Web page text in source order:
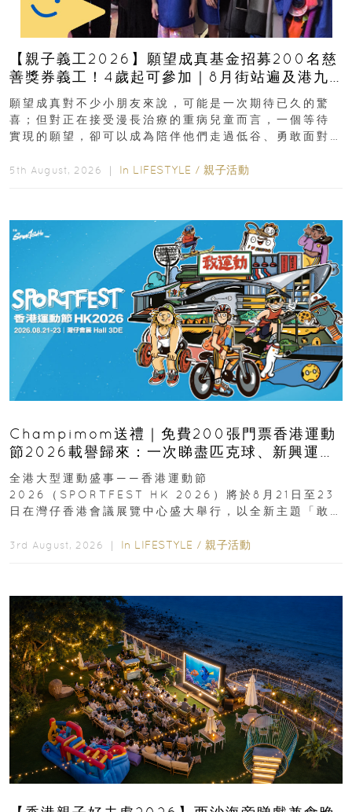
【親子義工2026】願望成真基金招募200名慈
善獎券義工！4歲起可參加｜8月街站遍及港九
新界
願望成真對不少小朋友來說，可能是一次期待已久的驚
喜；但對正在接受漫長治療的重病兒童而言，一個等待
實現的願望，卻可以成為陪伴他們走過低谷、勇敢面對
5th August, 2026 ｜ In LIFESTYLE / 親子活動
Champimom送禮｜免費200張門票香港運動
節2026載譽歸來：一次睇盡匹克球、新興運
動、街舞比賽＋逾百運動品牌展覽
全港大型運動盛事——香港運動節
2026（SPORTFEST HK 2026）將於8月21日至23
日在灣仔香港會議展覽中心盛大舉行，以全新主題「敢
3rd August, 2026 ｜ In LIFESTYLE / 親子活動